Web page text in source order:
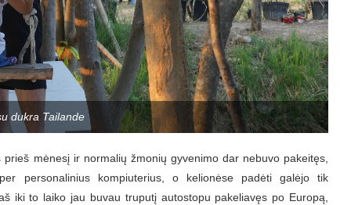
dukra Tailande
mėnesį ir normalių žmonių gyvenimo dar nebuvo pakeitęs,
personalinius kompiuterius, o kelionėse padėti galėjo tik
iki to laiko jau buvau truputį autostopu pakeliavęs po Europą,